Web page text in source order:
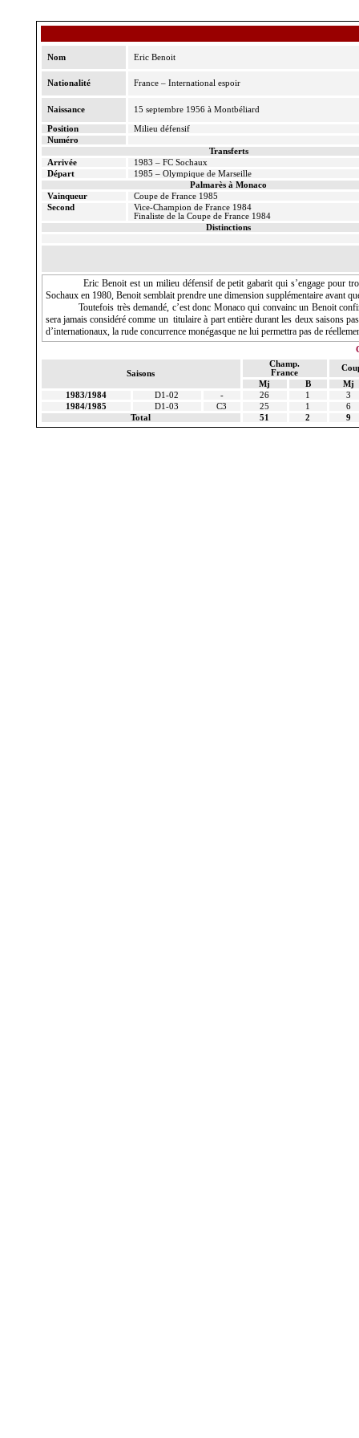
Nom Eric Benoit
Nationalité France – International espoir
Naissance 15 septembre 1956 à Montbéliard
Position
Milieu défensif
Numéro
Transferts
Arrivée
1983 – FC Sochaux
Départ
1985 – Olympique de Marseille
Palmarès à Monaco
Vainqueur
Coupe de France 1985
Second
Vice-Champion de France 1984
Finaliste de la Coupede France 1984
Distinctions
Eric Benoit est un milieu défensif de petit gabarit qui s’engage pour
Sochaux en 1980, Benoit semblait prendre une dimension supplémentaire avant
Toutefois très demandé, c’est donc Monaco qui convainc un Benoit
sera jamais considéré comme un titulaire à part entière durant les deux saisons
d’internationaux, la rude concurrence monégasque ne lui permettra pas de
Saisons
Champ.
France
Mj
B
Mj
1983/1984
D1-02 - 26 1
3
1984/1985
D1-03 C3 25 1
6
Total
51 2 9